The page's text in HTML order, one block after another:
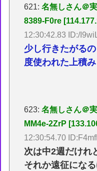
621:名無しさん＠
8389-F0re
12:30:42.83 ID:/
少し行きたがる
度使われた上積
623:名無しさん＠
MM4e-2ZrP
12:30:54.70
次は中2週だけれ
それか遠征にな